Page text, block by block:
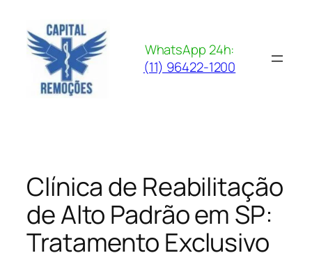
para
conteúdo
WhatsApp 24h:
(11) 96422-1200
Clínica de Reabilitação
de Alto Padrão em SP:
Tratamento Exclusivo